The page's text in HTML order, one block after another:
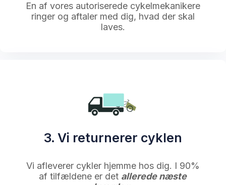
En af vores autoriserede cykelmekanikere
ringer og aftaler med dig, hvad der skal
laves.
3. Vi returnerer cyklen
Vi afleverer cykler hjemme hos dig. I 90%
af tilfældene er det allerede næste